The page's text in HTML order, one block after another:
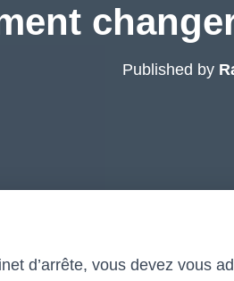
Published by
d’arrête, vous devez vous